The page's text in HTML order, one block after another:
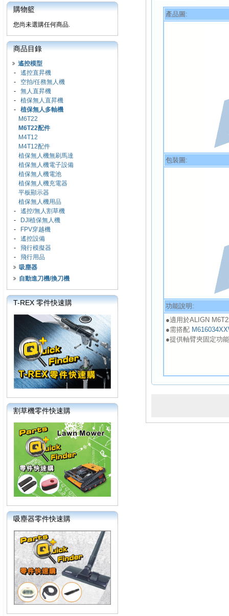
購物籃
您尚未選購任何商品.
商品目錄
遙控模型
- 遙控直昇機
- 空拍/任務無人機
- 無人直昇機
- 植保無人直昇機
- 植保無人多軸機
M6T22
M6T22配件
M4T12
M4T12配件
植保無人機無刷馬達
植保無人機電子設備
植保無人機電池
植保無人機充電器
平板顯示器
植保無人機用品
- 遙控/無人割草機
-
DJI植保無人機
-
FPV穿越機
- 遙控設備
- 飛行模擬器
- 飛行用品
吸塵器
自動進刀機/換刀機
T-REX 零件快速購
割草機零件快速購
吸塵器零件快速購
產品圖:
包裝圖:
功能說明:
●適用於ALIGN
●需搭配
●提供軸臂夾固定功